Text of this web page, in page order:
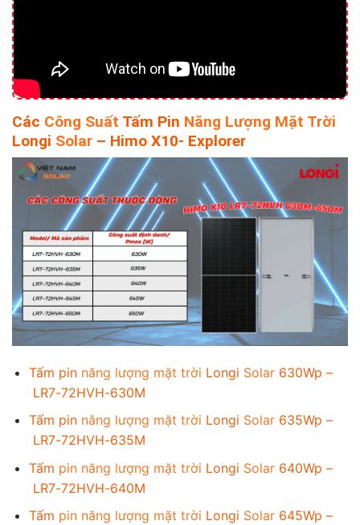
Các Công Suất Tấm Pin Năng Lượng Mặt Trời
Longi Solar – Himo X10- Explorer
Tấm pin năng lượng mặt trời Longi Solar630Wp –
LR7-72HVH-630M
Tấm pin năng lượng mặt trời Longi Solar635Wp –
LR7-72HVH-635M
Tấm pin năng lượng mặt trời Longi Solar640Wp –
LR7-72HVH-640M
Tấm pin năng lượng mặt trời Longi Solar645Wp –